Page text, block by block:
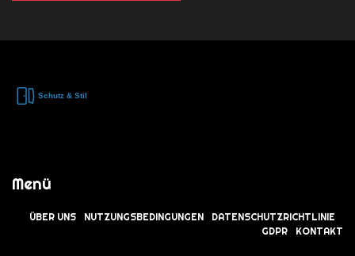
Menü
ÜBER UNS NUTZUNGSBEDINGUNGEN
DATENSCHUTZRICHTLINIE
GDPR
KONTAKT